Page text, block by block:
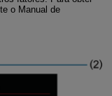
o Manual de